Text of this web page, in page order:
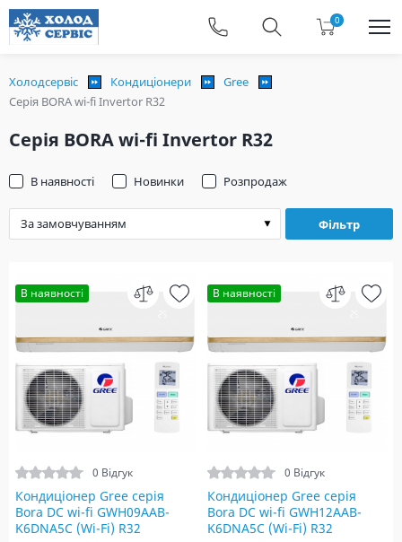
0
Холодсервіс Кондиціонери
Gree
Серія BORA wi-fi Invertor R32
Серія BORA wi-fi Invertor R32
Фільтр
В наявності Новинки Розпродаж
В наявності
0 Відгук
Кондиціонер Gree серія
Bora DC wi-fi GWH09AAB-
K6DNA5С (Wi-Fi) R32
В наявності
0 Відгук
Кондиціонер Gree серія
Bora DC wi-fi GWH12AAB-
K6DNA5С (Wi-Fi) R32